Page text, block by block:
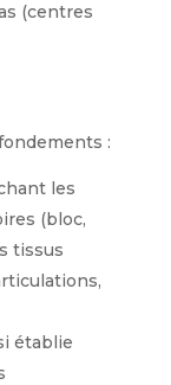
(centres
:
les
(bloc,
tissus
établie